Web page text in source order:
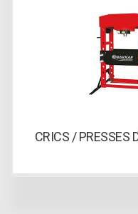
CRICS / PRESSES